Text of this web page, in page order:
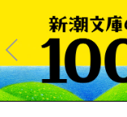
Pre
v